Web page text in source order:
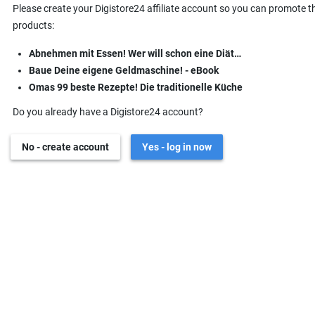
Please create your Digistore24 affiliate account so you can promote
products:
Abnehmen mit Essen! Wer will schon eine Diät…
Baue Deine eigene Geldmaschine! - eBook
Omas 99 beste Rezepte! Die traditionelle Küche
Do you already have a Digistore24 account?
No - create account Yes - log in now